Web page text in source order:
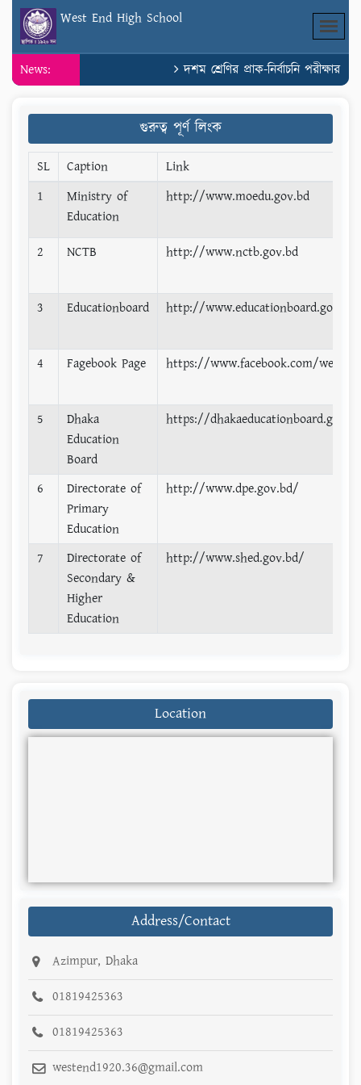
West End High School
News: দশম শ্রেণির প্রাক-নির্বাচনি পরীক্ষার
গুরুত্ব পূর্ণ লিংক
SL Caption
Link
1
Ministry of
Education
http://www.moedu.gov.bd
2 NCTB http://www.nctb.gov.bd
3 Educationboard http://www.educationboard.gov.bd
4 Fagebook Page https://www.facebook.com/
5
Dhaka
Education
Board
https://
6
Directorate of
Primary
Education
http://www.dpe.gov.bd/
7
Directorate of
Secondary &
Higher
Education
http://www.shed.gov.bd/
Location
Address/Contact
Azimpur, Dhaka
01819425363
01819425363
westend1920.36@gmail.com